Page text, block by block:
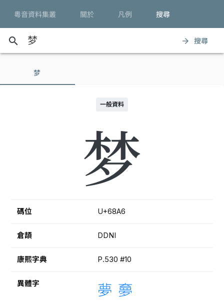
粵音資料集叢 關於 凡例 搜尋
search arrow_forward 搜尋
梦
一般資料
梦
碼位 U+68A6
倉頡 DDNI
康熙字典 P.530 #10
異體字 夢 夣